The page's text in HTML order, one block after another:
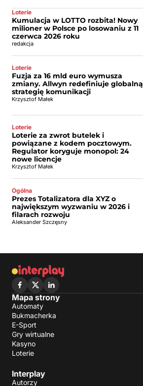
Loterie
Kumulacja w LOTTO rozbita! Nowy
milioner w Polsce po losowaniu z 11
czerwca 2026 roku
redakcja
Loterie
Fuzja za 16 mld euro wymusza
zmiany. Allwyn redefiniuje globalną
strategię komunikacji
Krzysztof Małek
Loterie
Loterie za zwrot butelek i
powiązane z kodem pocztowym.
Regulator koryguje monopol: 24
nowe licencje
Krzysztof Małek
Ogólna
Prezes Totalizatora dla XYZ o
największym wyzwaniu w 2026 i
filarach rozwoju
Aleksander Szczęsny
Mapa strony
Automaty
Bukmacherka
E-Sport
Gry wirtualne
Kasyno
Loterie
Interplay
Autorzy